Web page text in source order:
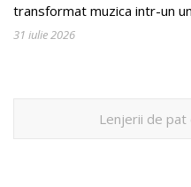
transformat muzica intr-un
31 iulie 2026
Lenjerii de pat